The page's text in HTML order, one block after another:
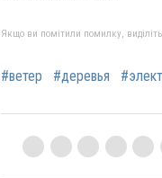
Якщо ви помітили помилку,
#ветер #деревья